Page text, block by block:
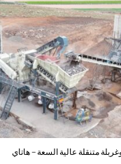
متنقلة عالية السعة – هاتاي